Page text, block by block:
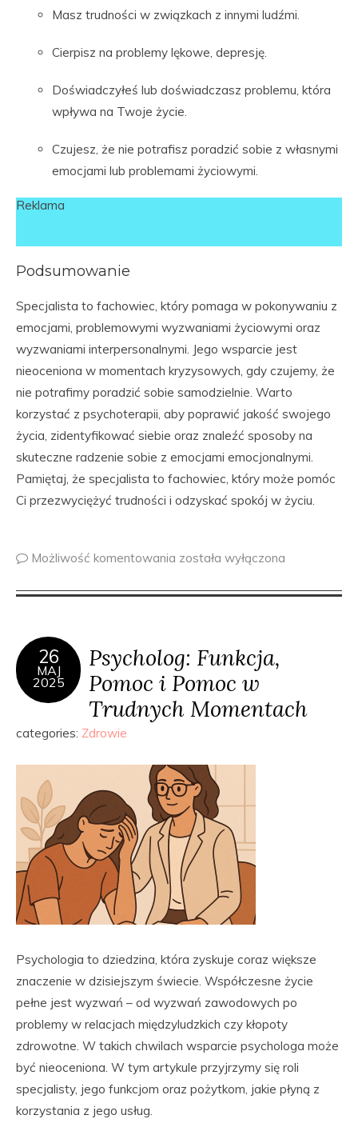
Masz trudności w związkach z innymi ludźmi.
Cierpisz na problemy lękowe, depresję.
Doświadczyłeś lub doświadczasz problemu, która
wpływa na Twoje życie.
Czujesz, że nie potrafisz poradzić sobie z własnymi
emocjami lub problemami życiowymi.
Reklama
Podsumowanie
Specjalista to fachowiec, który pomaga w pokonywaniu z
emocjami, problemowymi wyzwaniami życiowymi oraz
wyzwaniami interpersonalnymi. Jego wsparcie jest
nieoceniona w momentach kryzysowych, gdy czujemy, że
nie potrafimy poradzić sobie samodzielnie. Warto
korzystać z psychoterapii, aby poprawić jakość swojego
życia, zidentyfikować siebie oraz znaleźć sposoby na
skuteczne radzenie sobie z emocjami emocjonalnymi.
Pamiętaj, że specjalista to fachowiec, który może pomóc
Ci przezwyciężyć trudności i odzyskać spokój w życiu.
Możliwość komentowania została wyłączona
26
MAJ
2025
Psycholog: Funkcja,
Pomoc i Pomoc w
Trudnych Momentach
categories: Zdrowie
Psychologia to dziedzina, która zyskuje coraz większe
znaczenie w dzisiejszym świecie. Współczesne życie
pełne jest wyzwań – od wyzwań zawodowych po
problemy w relacjach międzyludzkich czy kłopoty
zdrowotne. W takich chwilach wsparcie psychologa może
być nieoceniona. W tym artykule przyjrzymy się roli
specjalisty, jego funkcjom oraz pożytkom, jakie płyną z
korzystania z jego usług.